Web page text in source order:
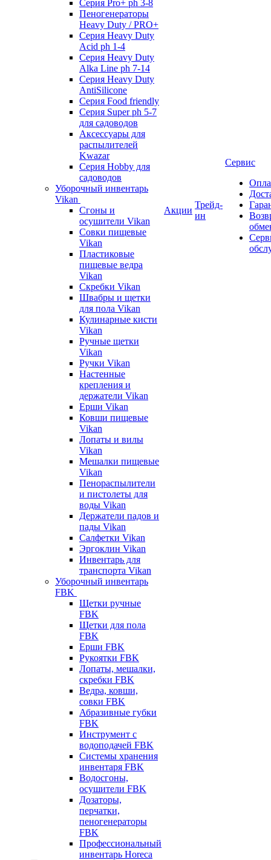
Серия Pro+ ph 3-8
Пеногенераторы
Heavy Duty / PRO+
Серия Heavy Duty
Acid ph 1-4
Серия Heavy Duty
Alka Line ph 7-14
Серия Heavy Duty
AntiSilicone
Серия Food friendly
Серия Super ph 5-7
для садоводов
Аксессуары для
распылителей
Kwazar
Серия Hobby для
садоводов
Уборочный инвентарь
Vikan
Сгоны и
осушители Vikan
Совки пищевые
Vikan
Пластиковые
пищевые ведра
Vikan
Скребки Vikan
Швабры и щетки
для пола Vikan
Кулинарные кисти
Vikan
Ручные щетки
Vikan
Ручки Vikan
Настенные
крепления и
держатели Vikan
Ерши Vikan
Ковши пищевые
Vikan
Лопаты и вилы
Vikan
Мешалки пищевые
Vikan
Пенораспылители
и пистолеты для
воды Vikan
Держатели падов и
пады Vikan
Салфетки Vikan
Эргоклин Vikan
Инвентарь для
транспорта Vikan
Уборочный инвентарь
FBK
Щетки ручные
FBK
Щетки для пола
FBK
Ерши FBK
Рукоятки FBK
Лопаты, мешалки,
скребки FBK
Ведра, ковши,
совки FBK
Абразивные губки
FBK
Инструмент с
водоподачей FBK
Системы хранения
инвентаря FBK
Водосгоны,
осушители FBK
Дозаторы,
перчатки,
пеногенераторы
FBK
Профессиональный
инвентарь Horeca
Акции
Трейд-
ин
Сервис